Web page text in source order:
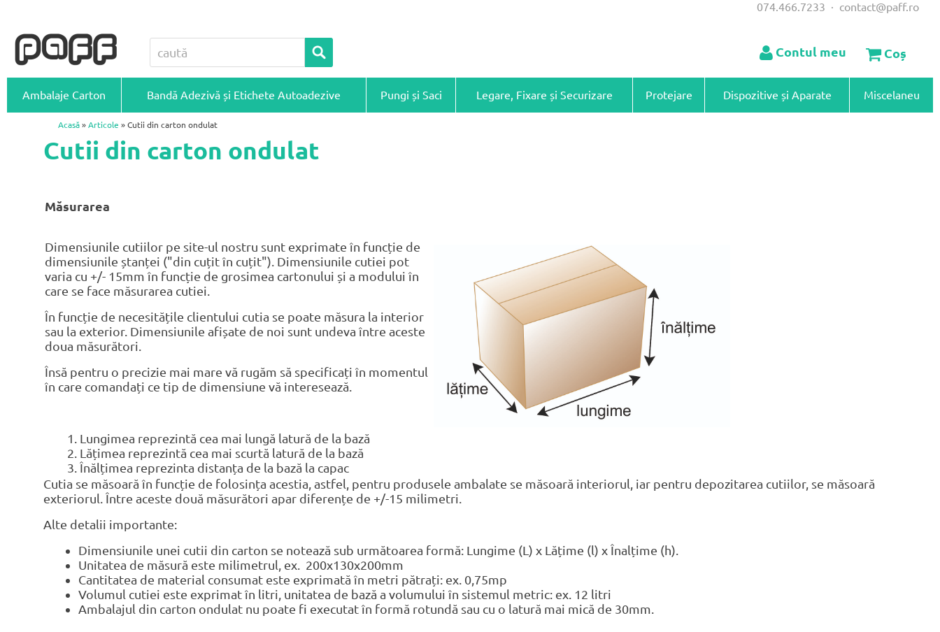
074.466.7233 · contact@paff.ro
Contul meu Coș
Ambalaje Carton Bandă Adezivă și Etichete Autoadezive Pungi și Saci Legare, Fixare și Securizare Protejare Dispozitive și Aparate Miscelaneu
Acasă» Articole » Cutii din carton ondulat
Cutii din carton ondulat
Măsurarea
Dimensiunile cutiilor pe site-ul nostru sunt exprimate în funcție de
dimensiunile ștanței ("din cuțit în cuțit"). Dimensiunile cutiei pot
varia cu +/- 15mm în funcție de grosimea cartonului și a modului în
care se face măsurarea cutiei.
În funcție de necesitățile clientului cutia se poate măsura la interior
sau la exterior. Dimensiunile afișate de noi sunt undeva între aceste
doua măsurători.
Însă pentru o precizie mai mare vă rugăm să specificați în momentul
în care comandați ce tip de dimensiune vă interesează.
Lungimea reprezintă cea mai lungă latură de la bază
Lățimea reprezintă cea mai scurtă latură de la bază
Înălțimea reprezinta distanța de la bază la capac
Cutia se măsoară în funcție de folosința acestia, astfel, pentru produsele ambalate se măsoară interiorul, iar pentru depozitarea cutiilor, se măsoară
exteriorul. Între aceste două măsurători apar diferențe de +/-15 milimetri.
Alte detalii importante:
Dimensiunile unei cutii din carton se notează sub următoarea formă: Lungime (L) x Lățime (l) x Înalțime (h).
Unitatea de măsură este milimetrul, ex. 200x130x200mm
Cantitatea de material consumat este exprimată în metri pătrați: ex. 0,75mp
Volumul cutiei este exprimat în litri, unitatea de bază a volumului în sistemul metric: ex. 12 litri
Ambalajul din carton ondulat nu poate fi executat în formă rotundă sau cu o latură mai mică de 30mm.